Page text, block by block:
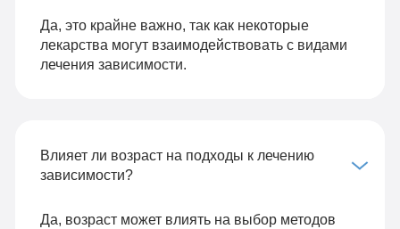
Да, это крайне важно, так как некоторые
лекарства могут взаимодействовать с видами
лечения зависимости.
Влияет ли возраст на подходы к лечению
зависимости?
Да, возраст может влиять на выбор методов